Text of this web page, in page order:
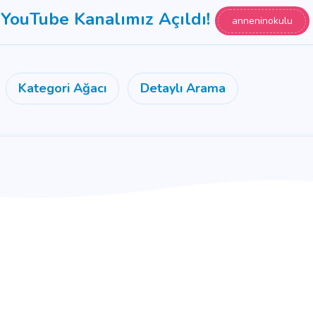
YouTube Kanalımız Açıldı! anneninokulu
Kategori Ağacı Detaylı Arama